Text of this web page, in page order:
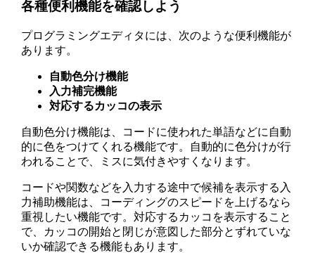
各種便利機能を確認しよう
プログラミングエディタには、次のような便利機能が
あります。
自動色分け機能
入力補完機能
対応するカッコの表示
自動色分け機能は、コードに使われた単語などに自動
的に色をつけてくれる機能です。自動的に色分けが行
われることで、ミスに気付きやすくなります。
コードや関数などを入力する途中で候補を表示する入
力補助機能は、コーディングのスピードを上げるなら
重視したい機能です。対応するカッコを表示すること
で、カッコの開始と閉じが意図した部分とずれていな
いか確認できる機能もあります。